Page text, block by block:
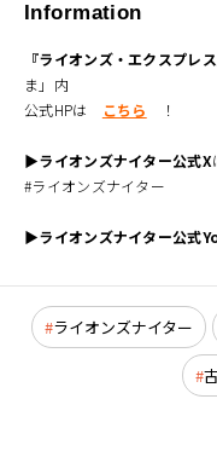
Information
『ライオンズ・エクスプレス
ま」内
公式HPは
こちら ！
▶ライオンズナイター公式X
#ライオンズナイター
▶ライオンズナイター公式
ライオンズナイター